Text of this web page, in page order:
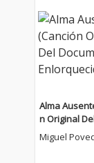
Alma
n Original Del
ntal
Miguel